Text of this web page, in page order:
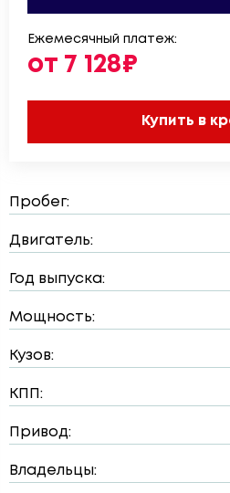
Ежемесячный платеж:
от 7 128₽
Купить в
Пробег:
Двигатель:
Год выпуска:
Мощность:
Кузов:
КПП:
Привод:
Владельцы: